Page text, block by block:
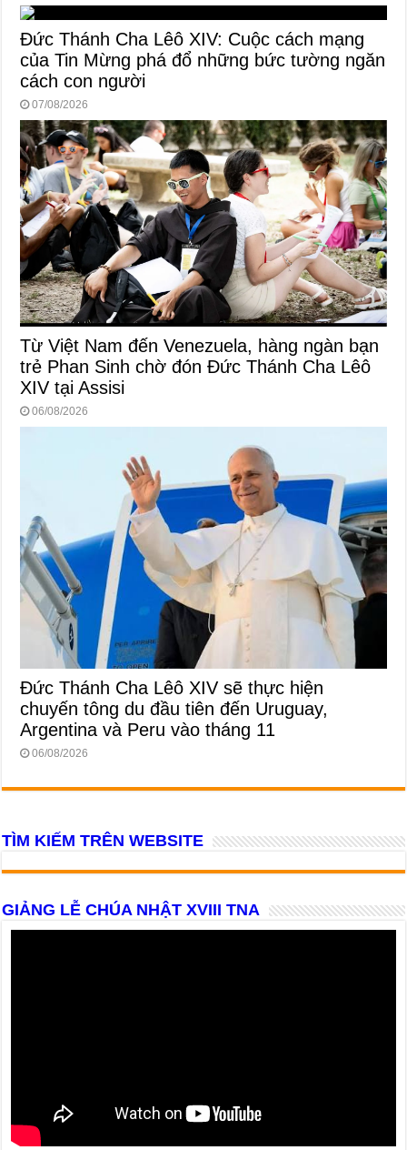
Đức Thánh Cha Lêô XIV: Cuộc cách mạng
của Tin Mừng phá đổ những bức tường ngăn
cách con người
07/08/2026
Từ Việt Nam đến Venezuela, hàng ngàn bạn
trẻ Phan Sinh chờ đón Đức Thánh Cha Lêô
XIV tại Assisi
06/08/2026
Đức Thánh Cha Lêô XIV sẽ thực hiện
chuyến tông du đầu tiên đến Uruguay,
Argentina và Peru vào tháng 11
06/08/2026
TÌM KIẾM TRÊN WEBSITE
GIẢNG LỄ CHÚA NHẬT XVIII TNA